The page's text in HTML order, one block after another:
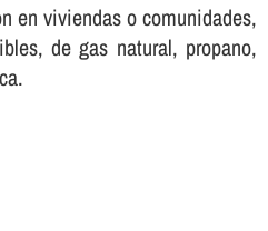
en viviendas o comunidades,
de gas natural, propano,